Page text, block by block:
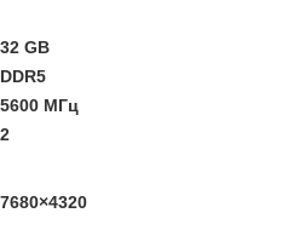
32 GB
DDR5
5600 МГц
2
7680×4320